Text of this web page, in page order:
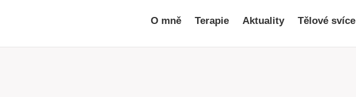
O mně Terapie Aktuality Tělové svíce